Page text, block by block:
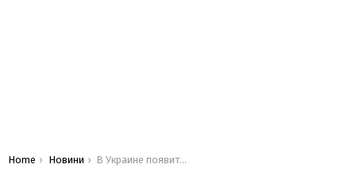
You are here:
Home Новини В Украине появится первая “умная дорога”: стартовал пилотный проект